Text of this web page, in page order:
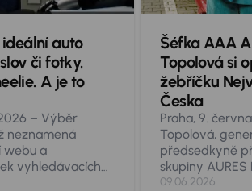
auto
či fotky.
A je to
– Výběr
neznamená
webu a
vyhledávacích
provozovatel
Šéfka AAA
Topolová si
žebříčku
Česka
Praha, 9.
Topolová,
předsedkyně
skupiny AURES
provozovatele
09.06.2026